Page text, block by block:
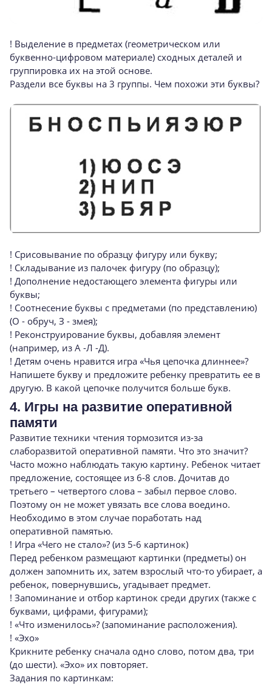
! Выделение в предметах (геометрическом или
буквенно-цифровом материале) сходных деталей и
группировка их на этой основе.
Раздели все буквы на 3 группы. Чем похожи эти буквы?
! Срисовывание по образцу фигуру или букву;
! Складывание из палочек фигуру (по образцу);
! Дополнение недостающего элемента фигуры или
буквы;
! Соотнесение буквы с предметами (по представлению)
(О - обруч, З - змея);
! Реконструирование буквы, добавляя элемент
(например, из А -Л -Д).
! Детям очень нравится игра «Чья цепочка длиннее»?
Напишете букву и предложите ребенку превратить ее в
другую. В какой цепочке получится больше букв.
4. Игры на развитие оперативной
памяти
Развитие техники чтения тормозится из-за
слаборазвитой оперативной памяти. Что это значит?
Часто можно наблюдать такую картину. Ребенок читает
предложение, состоящее из 6-8 слов. Дочитав до
третьего – четвертого слова – забыл первое слово.
Поэтому он не может увязать все слова воедино.
Необходимо в этом случае поработать над
оперативной памятью.
! Игра «Чего не стало»? (из 5-6 картинок)
Перед ребенком размещают картинки (предметы) он
должен запомнить их, затем взрослый что-то убирает, а
ребенок, повернувшись, угадывает предмет.
! Запоминание и отбор картинок среди других (также с
буквами, цифрами, фигурами);
! «Что изменилось»? (запоминание расположения).
! «Эхо»
Крикните ребенку сначала одно слово, потом два, три
(до шести). «Эхо» их повторяет.
Задания по картинкам: